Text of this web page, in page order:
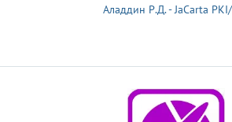
Аладдин Р.Д. - JaCarta